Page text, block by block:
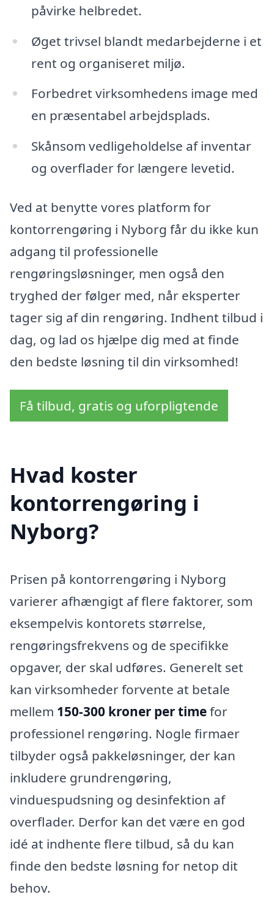
påvirke helbredet.
Øget trivsel blandt medarbejderne i et
rent og organiseret miljø.
Forbedret virksomhedens image med
en præsentabel arbejdsplads.
Skånsom vedligeholdelse af inventar
og overflader for længere levetid.
Ved at benytte vores platform for
kontorrengøring i Nyborg får du ikke kun
adgang til professionelle
rengøringsløsninger, men også den
tryghed der følger med, når eksperter
tager sig af din rengøring. Indhent tilbud i
dag, og lad os hjælpe dig med at finde
den bedste løsning til din virksomhed!
Få tilbud, gratis og uforpligtende
Hvad koster
kontorrengøring i
Nyborg?
Prisen på kontorrengøring i Nyborg
varierer afhængigt af flere faktorer, som
eksempelvis kontorets størrelse,
rengøringsfrekvens og de specifikke
opgaver, der skal udføres. Generelt set
kan virksomheder forvente at betale
mellem 150-300 kroner per timefor
professionel rengøring. Nogle firmaer
tilbyder også pakkeløsninger, der kan
inkludere grundrengøring,
vinduespudsning og desinfektion af
overflader. Derfor kan det være en god
idé at indhente flere tilbud, så du kan
finde den bedste løsning for netop dit
behov.